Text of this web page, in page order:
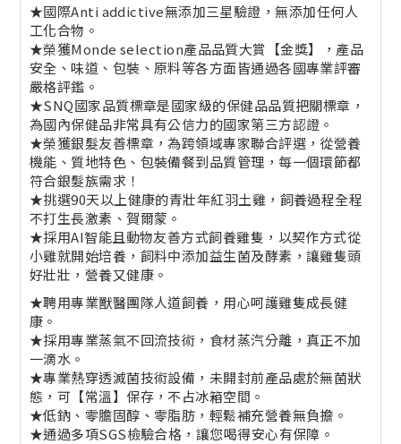
★國際Anti addictive無添加三星驗證，無添加任何人
工化合物。
★榮獲Monde selection產品品質大賞【金獎】，產品
安全、味道、包裝、原料等各方面皆通過各國專業評審
嚴格評鑑。
★SNQ國家品質標章是國家級的保健品品質把關標章，
為國內保健品非常具有公信力的國家第三方認證。
★榮獲銀髮友善標章，為跨領域專家聯合評選，從營養
機能、質地特色、包裝備餐到品質管理，每一個環節都
符合銀髮族需求！
★挑選90天以上健康的青壯年紅羽土雞，飼養過程全程
不打生長激素、賀爾蒙。
★採用AI智能且動物友善方式飼養雞隻，以契作方式從
小雞就開始培養，飼料中添加益生菌及酵素，讓雞隻頭
好壯壯，營養又健康。
★聘用專業獸醫團隊人道飼養，用心呵護雞隻成長健
康。
★採用專業蒸氣不回流技術，食材蒸汽分離，真正不加
一滴水。
★專業熱穿透滅菌技術設備，未開封前產品處於無菌狀
態，可【常溫】保存，不占冰箱空間。
★低鈉、零膽固醇、零脂肪，輕鬆補充營養無負擔。
★通過多項SGS檢驗合格，讓您喝得安心有保障。